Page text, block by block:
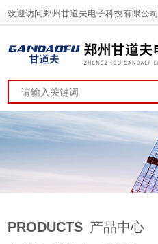
欢迎访问郑州甘道夫电子科技有限公司
PRODUCTS 产品中心